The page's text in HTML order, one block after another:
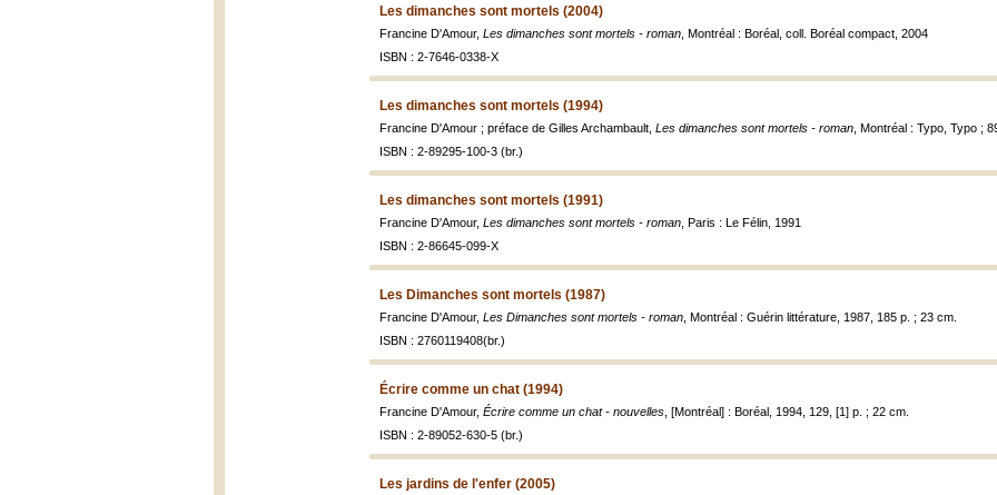
Les dimanches sont mortels (2004)
Francine D'Amour, Les dimanches sont mortels - roman , Montréal : Boréal, coll. Boréal compact, 2004
ISBN : 2-7646-0338-X
Les dimanches sont mortels (1994)
Francine D'Amour ; préface de Gilles Archambault, Les dimanches sont mortels - roman , Montréal : Typo, Typo ;
ISBN : 2-89295-100-3 (br.)
Les dimanches sont mortels (1991)
Francine D'Amour, Les dimanches sont mortels - roman , Paris : Le Félin, 1991
ISBN : 2-86645-099-X
Les Dimanches sont mortels (1987)
Francine D'Amour, Les Dimanches sont mortels - roman , Montréal : Guérin littérature, 1987, 185 p. ; 23 cm.
ISBN : 2760119408(br.)
Écrire comme un chat (1994)
Francine D'Amour, Écrire comme un chat - nouvelles , [Montréal] : Boréal, 1994, 129, [1] p. ; 22 cm.
ISBN : 2-89052-630-5 (br.)
Les jardins de l'enfer (2005)